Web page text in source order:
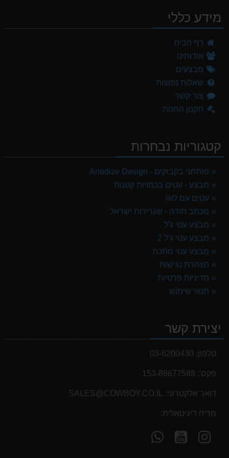
מידע כללי
דף הבית
אודותינו
מבצעים
שאלות נפוצות
צור קשר
תקנון החנות
קטגוריות נבחרות
פותחני בקבוקים - Anodize Design
מבצע - עטים בכמויות קטנות
עטים עם לוגו
מכתב תודה - שגרירות ישראל
מבצע עטי ג'ל
מבצע עטי ג'ל 2
מבצע עטי מתכת
הצהרת נגישות
מדיניות פרטיות
תנאי שימוש
יצירת קשר
טלפון: 03-6200430
פקס': 153-88677588
דואר אלקטרוני: SALES@COWBOY.CO.IL
מדיה דיגיטאלית:
עקוב
אחרינו
עקוב
אחרינו